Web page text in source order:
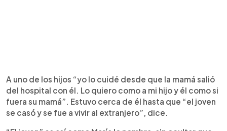
A uno de los hijos “yo lo cuidé desde que la mamá salió
del hospital con él. Lo quiero como a mi hijo y él como si
fuera su mamá”. Estuvo cerca de él hasta que “el joven
se casó y se fue a vivir al extranjero”, dice.